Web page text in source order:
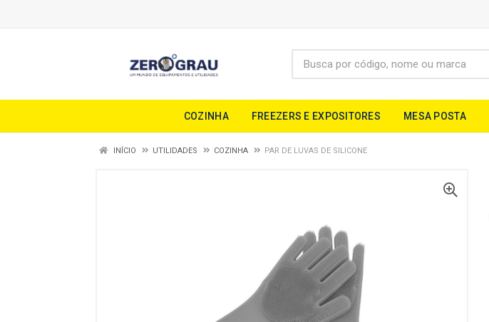
COZINHA FREEZERS E EXPOSITORES MESA POSTA
INÍCIO UTILIDADES COZINHA PAR DE LUVAS DE SILICONE